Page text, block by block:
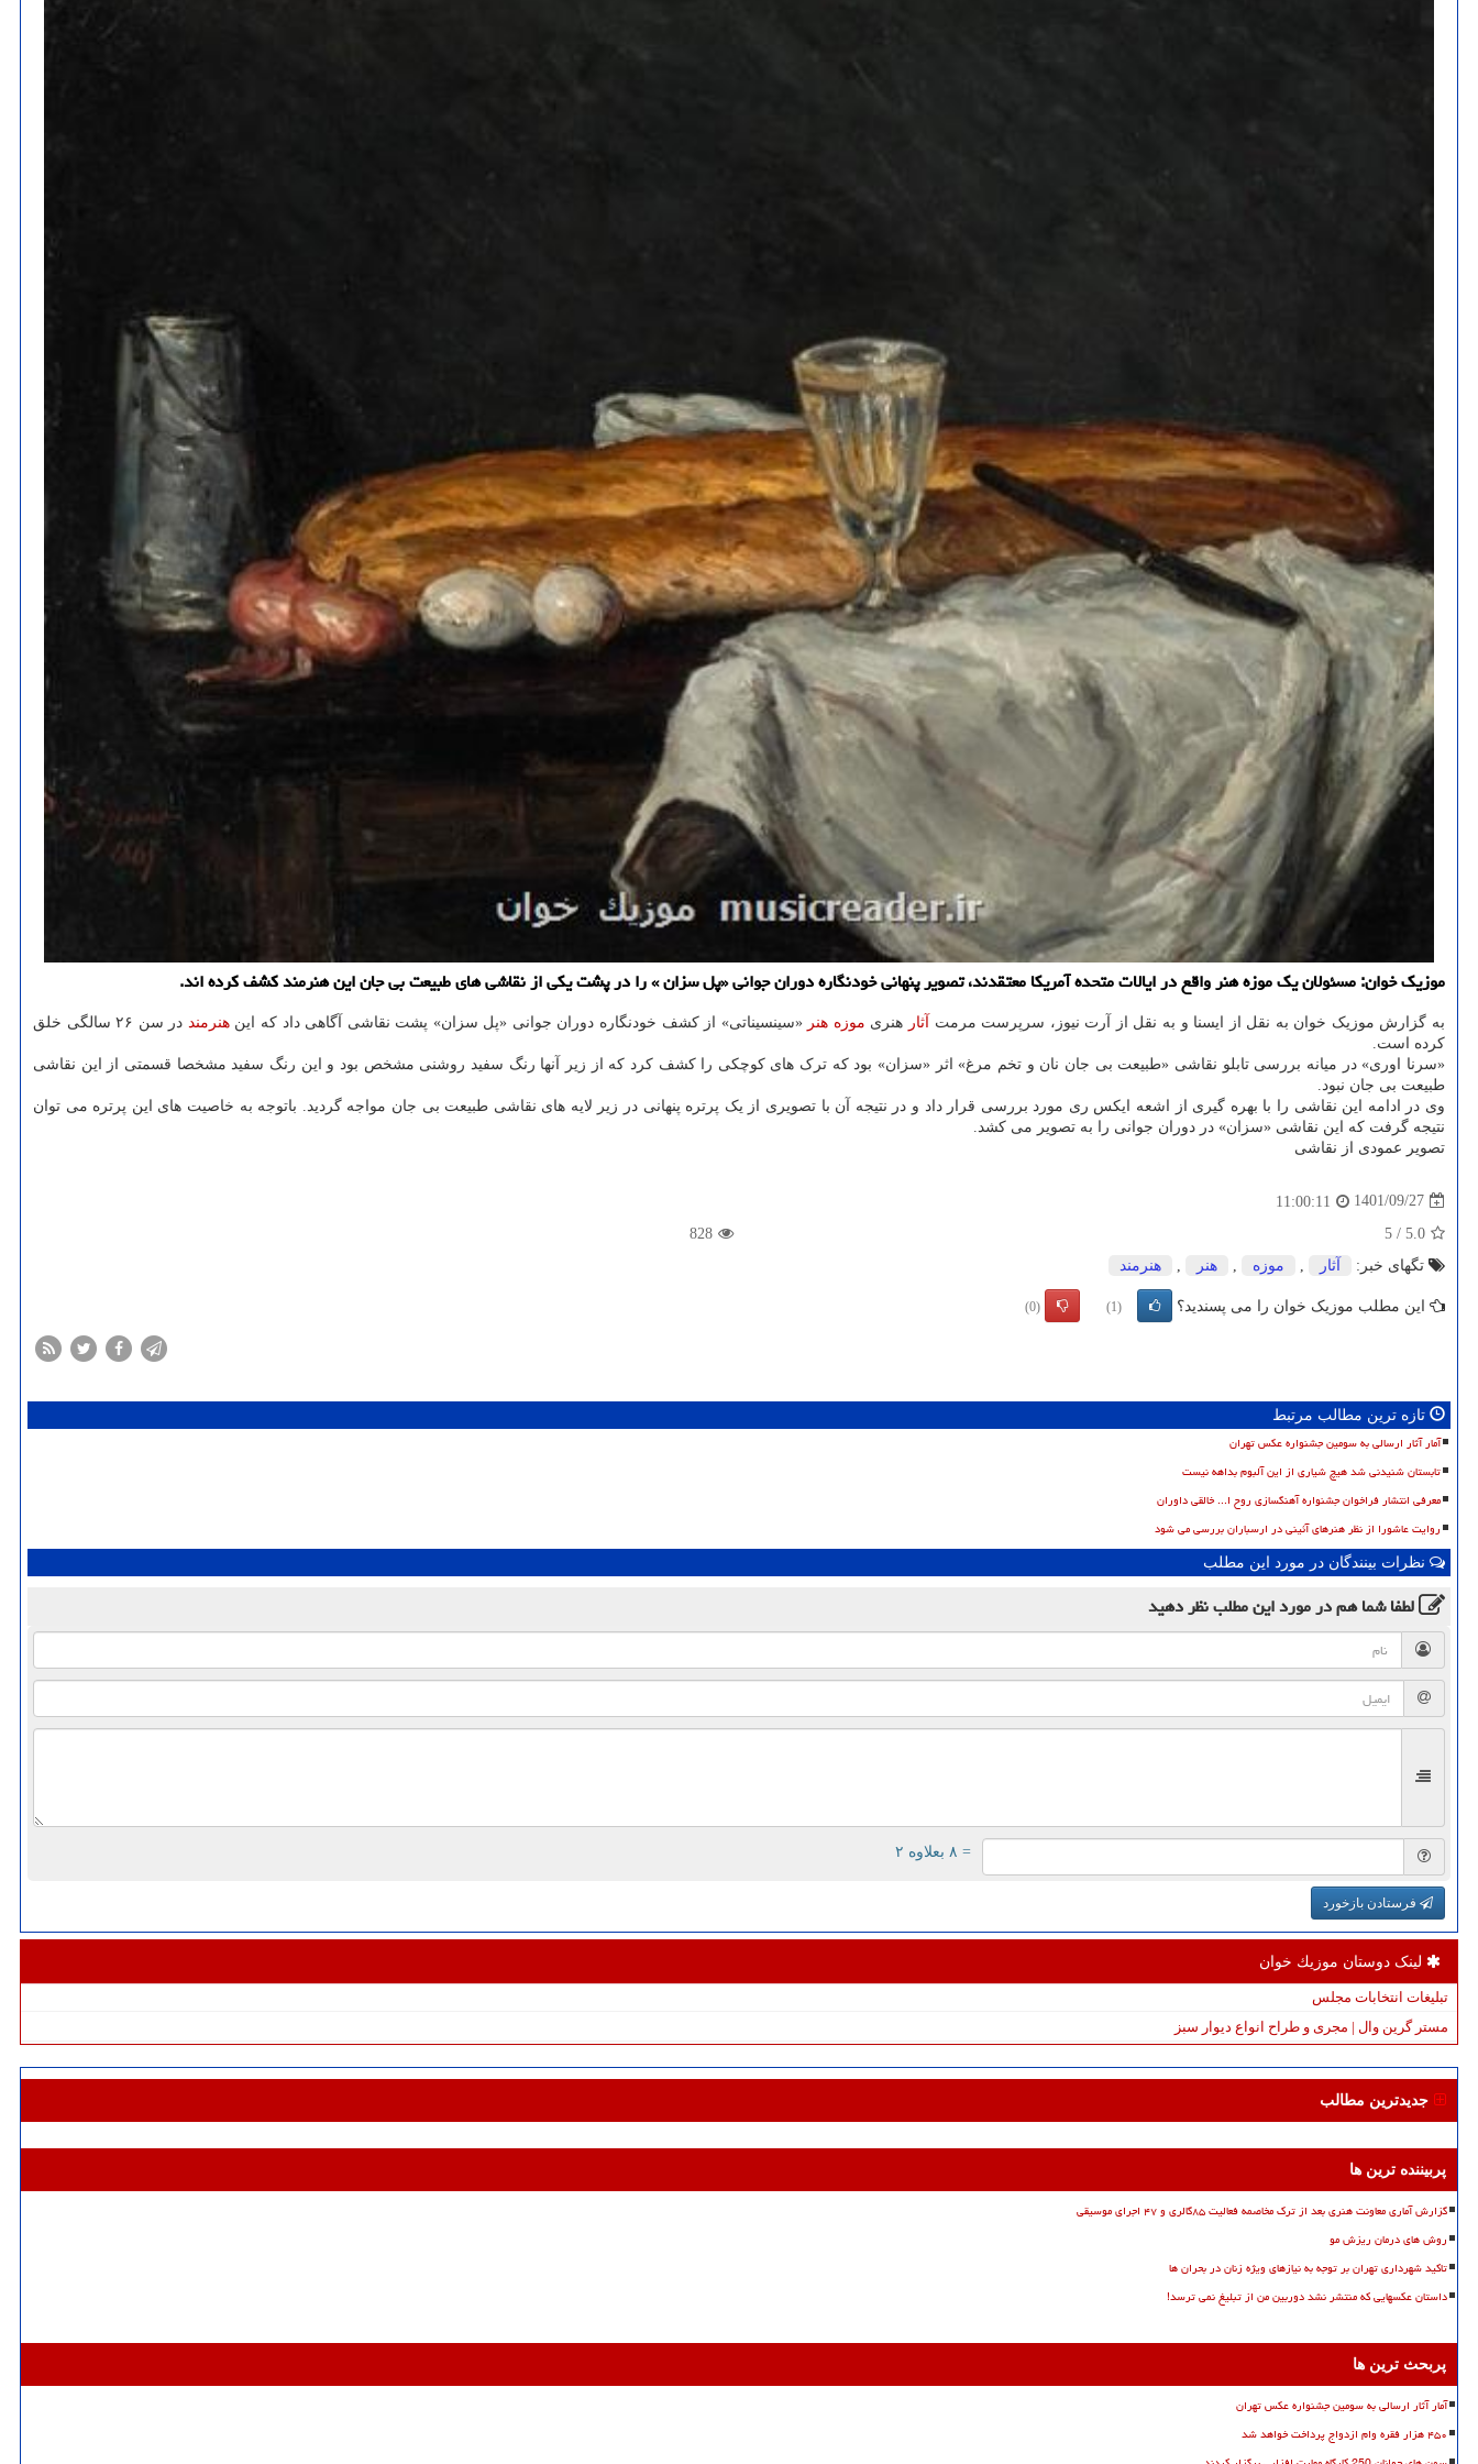
موزیک خوان: مسئولان یک موزه هنر واقع در ایالات متحده آمریکا معتقدند، تصویر پنهانی خودنگاره دوران جوانی «پل سزان » را در پشت یکی از نقاشی های طبیعت بی جان این هنرمند کشف کرده اند.
به گزارش موزیک خوان به نقل از ایسنا و به نقل از آرت نیوز، سرپرست مرمت آثار هنری موزه هنر «سینسیناتی» از کشف خودنگاره دوران جوانی «پل سزان» پشت نقاشی آگاهی داد که اینهنرمند
در سن ۲۶ سالگی خلق
کرده است.
«سرنا اوری» در میانه بررسی تابلو نقاشی «طبیعت بی جان نان و تخم مرغ» اثر «سزان» بود که ترک های کوچکی را کشف کرد که از زیر آنها رنگ سفید روشنی مشخص بود و این رنگ سفید مشخصا قسمتی از این نقاشی
طبیعت بی جان نبود.
وی در ادامه این نقاشی را با بهره گیری از اشعه ایکس ری مورد بررسی قرار داد و در نتیجه آن با تصویری از یک پرتره پنهانی در زیر لایه های نقاشی طبیعت بی جان مواجه گردید. باتوجه به خاصیت های این پرتره می توان
نتیجه گرفت که این نقاشی «سزان» در دوران جوانی را به تصویر می کشد.
تصویر عمودی از نقاشی
1401/09/27
11:00:11
5.0
/
5
828
تگهای خبر:
آثار , موزه , هنر , هنرمند
این مطلب موزیک خوان را می پسندید؟ (1)
(0)
تازه ترین مطالب مرتبط
آمار آثار ارسالی به سومین جشنواره عکس تهران
تابستان شنیدنی شد هیچ شیاری از این آلبوم بداهه نیست
معرفی انتشار فراخوان جشنواره آهنگسازی روح ا... خالقی داوران
روایت عاشورا از نظر هنرهای آئینی در ارسباران بررسی می شود
نظرات بینندگان در مورد این مطلب
لطفا شما همدر مورد این مطلبنظر دهید
= ۸ بعلاوه ۲
فرستادن بازخورد
لینک دوستان موزیك خوان
تبلیغات انتخابات مجلس
مستر گرین وال | مجری و طراح انواع دیوار سبز
جدیدترین مطالب
پربیننده ترین ها
گزارش آماری معاونت هنری بعد از ترک مخاصمه فعالیت ۸۵گالری و ۴۷ اجرای موسیقی
روش های درمان ریزش مو
تاکید شهرداری تهران بر توجه به نیازهای ویژه زنان در بحران ها
داستان عکسهایی که منتشر نشد دوربین من از تبلیغ نمی ترسد!
پربحث ترین ها
آمار آثار ارسالی به سومین جشنواره عکس تهران
۴۵۰ هزار فقره وام ازدواج پرداخت خواهد شد